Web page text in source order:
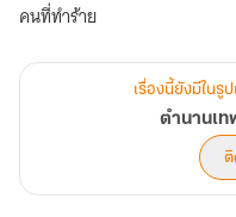
คนที่ทำร้าย
เรื่องนี้ยังมีในรู
ตำนานเท
ติ